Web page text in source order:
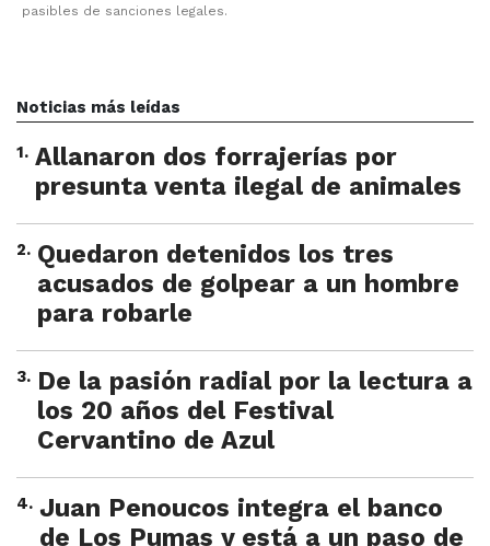
pasibles de sanciones legales.
Noticias más leídas
1. Allanaron dos forrajerías por
presunta venta ilegal de animales
2. Quedaron detenidos los tres
acusados de golpear a un hombre
para robarle
3. De la pasión radial por la lectura a
los 20 años del Festival
Cervantino de Azul
4. Juan Penoucos integra el banco
de Los Pumas y está a un paso de